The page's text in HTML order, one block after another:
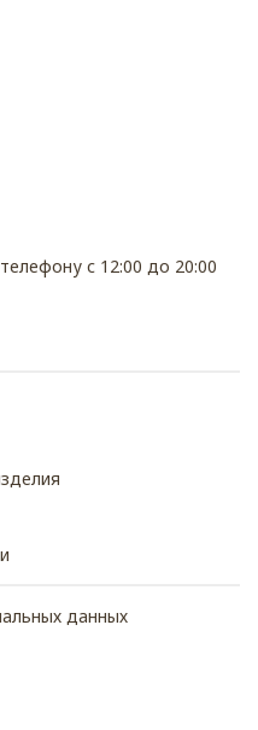
данных
с 12:00 до 20:00